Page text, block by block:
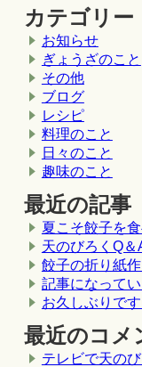
カテゴリー
お知らせ
ぎょうざのこと
その他
ブログ
レシピ
料理のこと
日々のこと
趣味のこと
最近の記事
夏こそ餃子を食
天のびろくQ
餃子の折り紙
記事になってい
お久しぶりです
最近のコメ
テレビで天の